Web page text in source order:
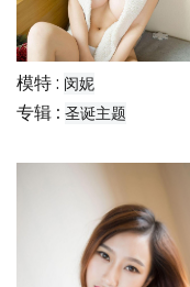
模特 : 闵妮
专辑 : 圣诞主题